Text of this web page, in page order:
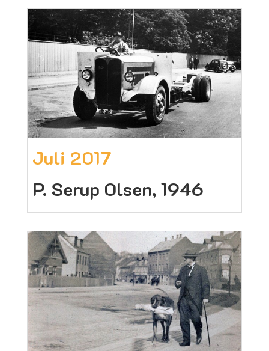
Juli 2017
P. Serup Olsen, 1946